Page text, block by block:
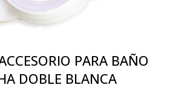
PARA BAÑO
DOBLE BLANCA